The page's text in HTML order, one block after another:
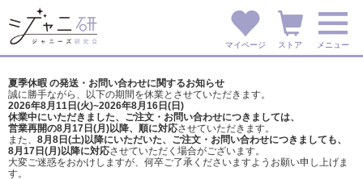
マイページ ストア メニュー
夏季休暇 の発送・お問い合わせに関するお知らせ
誠に勝手ながら、以下の期間を休業とさせていただきます。
2026年8月11日(火)~2026年8月16日(日)
休業中にいただきました、ご注文・お問い合わせにつきましては、
営業再開の8月17日(月)以降、順に対応させていただきます。
また、 8月8日(土)以降にいただいた、ご注文・ お問い合わせにつきましても、
8月17日(月)以降に対応させていただく場合がございます。
大変ご迷惑をおかけしますが、 何卒ご了承くださいますようお願い申し上げま
す。